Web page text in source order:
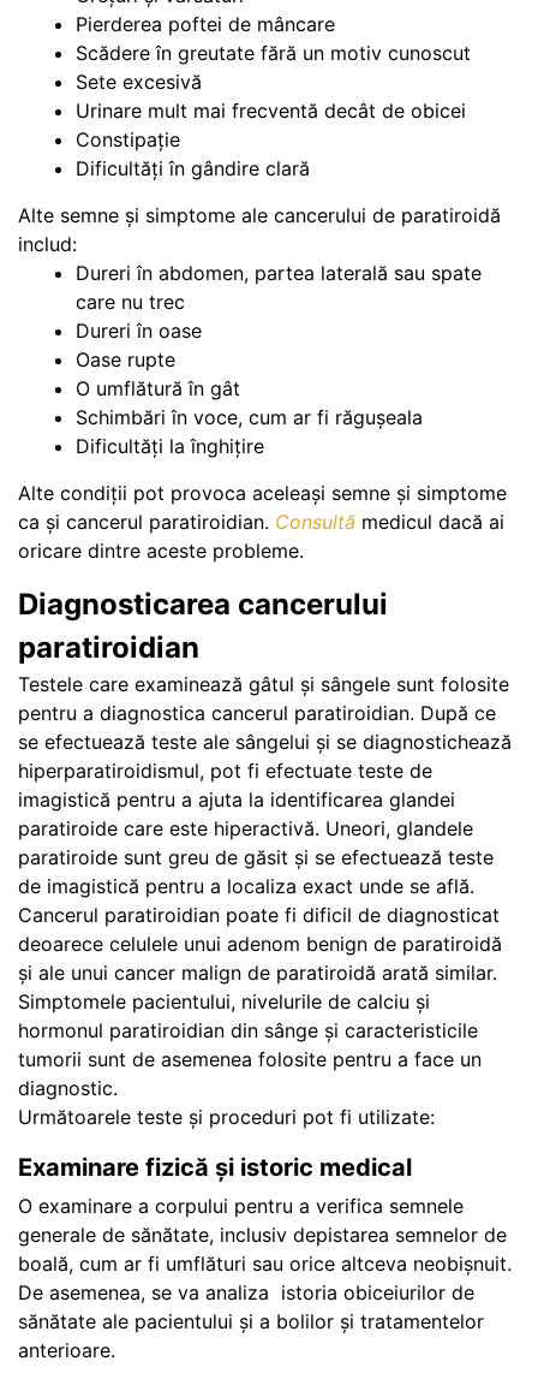
Pierderea poftei de mâncare
Scădere în greutate fără un motiv cunoscut
Sete excesivă
Urinare mult mai frecventă decât de obicei
Constipație
Dificultăți în gândire clară
Alte semne și simptome ale cancerului de paratiroidă
includ:
Dureri în abdomen, partea laterală sau spate
care nu trec
Dureri în oase
Oase rupte
O umflătură în gât
Schimbări în voce, cum ar fi răgușeala
Dificultăți la înghițire
Alte condiții pot provoca aceleași semne și simptome
ca și cancerul paratiroidian. Consultă medicul dacă ai
oricare dintre aceste probleme.
Diagnosticarea cancerului
paratiroidian
Testele care examinează gâtul și sângele sunt folosite
pentru a diagnostica cancerul paratiroidian. După ce
se efectuează teste ale sângelui și se diagnostichează
hiperparatiroidismul, pot fi efectuate teste de
imagistică pentru a ajuta la identificarea glandei
paratiroide care este hiperactivă. Uneori, glandele
paratiroide sunt greu de găsit și se efectuează teste
de imagistică pentru a localiza exact unde se află.
Cancerul paratiroidian poate fi dificil de diagnosticat
deoarece celulele unui adenom benign de paratiroidă
și ale unui cancer malign de paratiroidă arată similar.
Simptomele pacientului, nivelurile de calciu și
hormonul paratiroidian din sânge și caracteristicile
tumorii sunt de asemenea folosite pentru a face un
diagnostic.
Următoarele teste și proceduri pot fi utilizate:
Examinare fizică și istoric medical
O examinare a corpului pentru a verifica semnele
generale de sănătate, inclusiv depistarea semnelor de
boală, cum ar fi umflături sau orice altceva neobișnuit.
De asemenea, se va analiza istoria obiceiurilor de
sănătate ale pacientului și a bolilor și tratamentelor
anterioare.